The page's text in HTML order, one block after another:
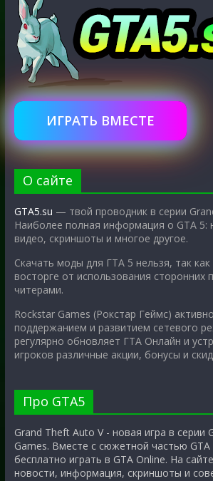
ИГРАТЬ ВМЕСТЕ
О сайте
GTA5.su — твой проводник в серии
Наиболее полная информация о GTA 5:
видео, скриншоты и многое другое.
Скачать моды для ГТА 5 нельзя, так
восторге от использования сторонних
читерами.
Rockstar Games (Рокстар Геймс)
поддержанием и развитием сетевого
регулярно обновляет ГТА Онлайн и
игроков различные акции, бонусы и
Про GTA5
Grand Theft Auto V - новая игра в серии
Games. Вместе с сюжетной частью GTA
бесплатно играть в GTA Online. На
новости, информация, скриншоты и